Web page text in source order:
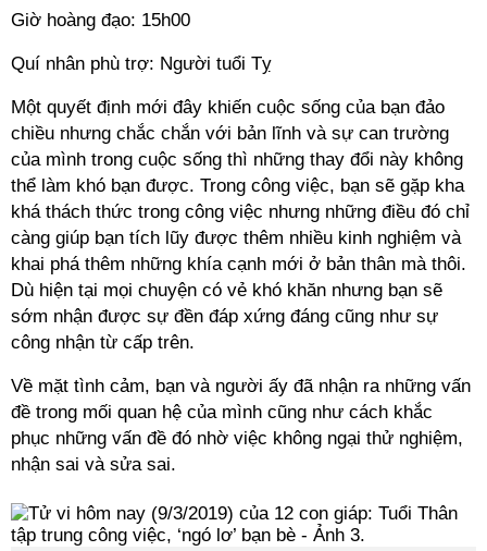
Giờ hoàng đạo: 15h00
Quí nhân phù trợ: Người tuổi Tỵ
Một quyết định mới đây khiến cuộc sống của bạn đảo
chiều nhưng chắc chắn với bản lĩnh và sự can trường
của mình trong cuộc sống thì những thay đổi này không
thể làm khó bạn được. Trong công việc, bạn sẽ gặp kha
khá thách thức trong công việc nhưng những điều đó chỉ
càng giúp bạn tích lũy được thêm nhiều kinh nghiệm và
khai phá thêm những khía cạnh mới ở bản thân mà thôi.
Dù hiện tại mọi chuyện có vẻ khó khăn nhưng bạn sẽ
sớm nhận được sự đền đáp xứng đáng cũng như sự
công nhận từ cấp trên.
Về mặt tình cảm, bạn và người ấy đã nhận ra những vấn
đề trong mối quan hệ của mình cũng như cách khắc
phục những vấn đề đó nhờ việc không ngại thử nghiệm,
nhận sai và sửa sai.